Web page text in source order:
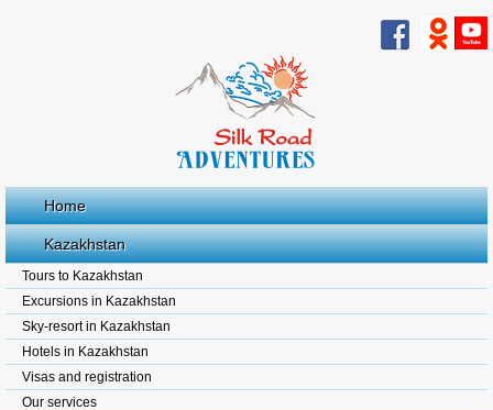
Home
Kazakhstan
Tours to Kazakhstan
Excursions in Kazakhstan
Sky-resort in Kazakhstan
Hotels in Kazakhstan
Visas and registration
Our services